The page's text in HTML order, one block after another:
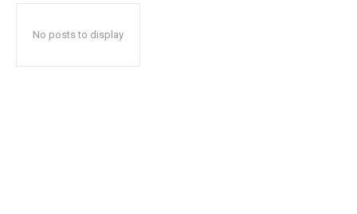
No posts to display